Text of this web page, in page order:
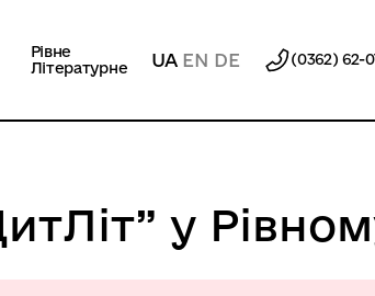
Рівне
Літературне
UA EN DE (0362) 62-
у